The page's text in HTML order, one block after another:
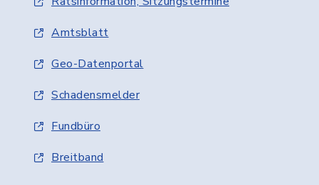
Amtsblatt
Geo-Datenportal
Schadensmelder
Fundbüro
Breitband